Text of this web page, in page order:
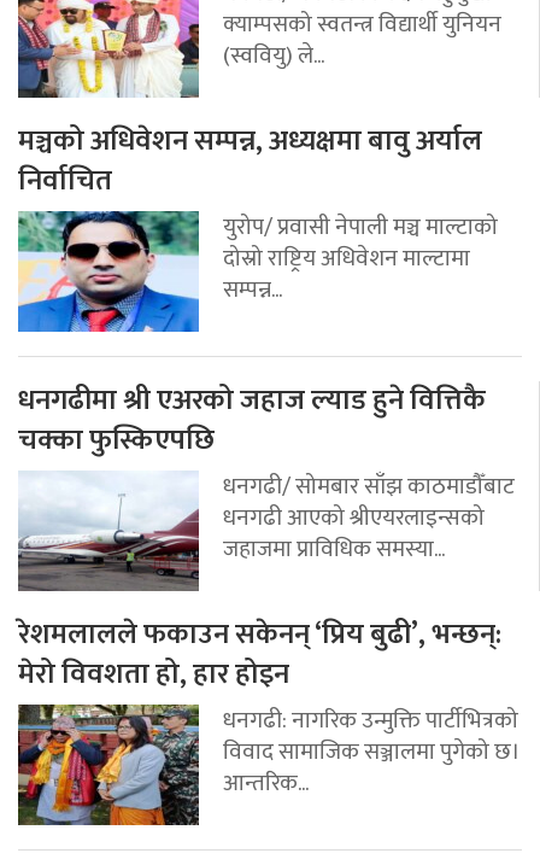
क्याम्पसको स्वतन्त्र विद्यार्थी युनियन
(स्ववियु) ले...
मञ्चको अधिवेशन सम्पन्न, अध्यक्षमा बावु अर्याल
निर्वाचित
युरोप/ प्रवासी नेपाली मञ्च माल्टाको
दोस्रो राष्ट्रिय अधिवेशन माल्टामा
सम्पन्न...
धनगढीमा श्री एअरको जहाज ल्याड हुने वित्तिकै
चक्का फुस्किएपछि
धनगढी/ सोमबार साँझ काठमाडौँबाट
धनगढी आएको श्रीएयरलाइन्सको
जहाजमा प्राविधिक समस्या...
रेशमलालले फकाउन सकेनन् ‘प्रिय बुढी’, भन्छन्:
मेरो विवशता हो, हार होइन
धनगढी: नागरिक उन्मुक्ति पार्टीभित्रको
विवाद सामाजिक सञ्जालमा पुगेको छ।
आन्तरिक...